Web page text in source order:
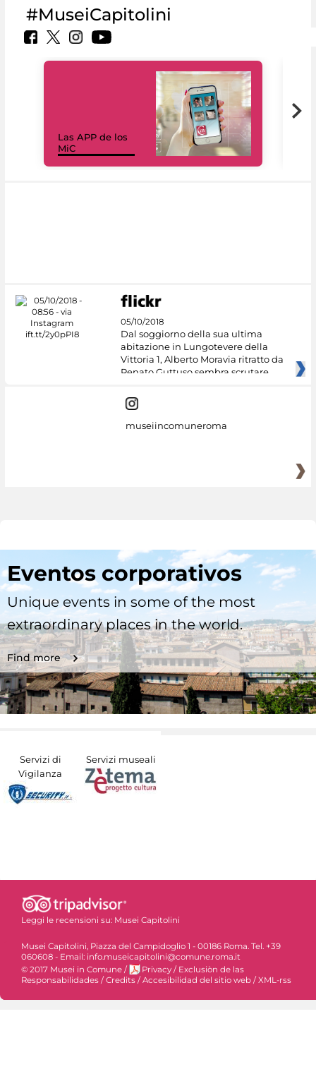
#MuseiCapitolini
Las APP de los
MiC
05/10/2018
Dal soggiorno della sua ultima
abitazione in Lungotevere della
Vittoria 1, Alberto Moravia ritratto da
Renato Guttuso sembra scrutare
museiincomuneroma
Eventos corporativos
Unique events in some of the most
extraordinary places in the world.
Find more
Servizi di
Vigilanza
Servizi museali
Leggi le recensioni su: Musei Capitolini
Musei Capitolini, Piazza del Campidoglio 1 - 00186 Roma. Tel. +39
060608 - Email: info.museicapitolini@comune.roma.it
© 2017 Musei in Comune / Privacy / Exclusiòn de las
Responsabilidades / Credits / Accesibilidad del sitio web / XML-rss